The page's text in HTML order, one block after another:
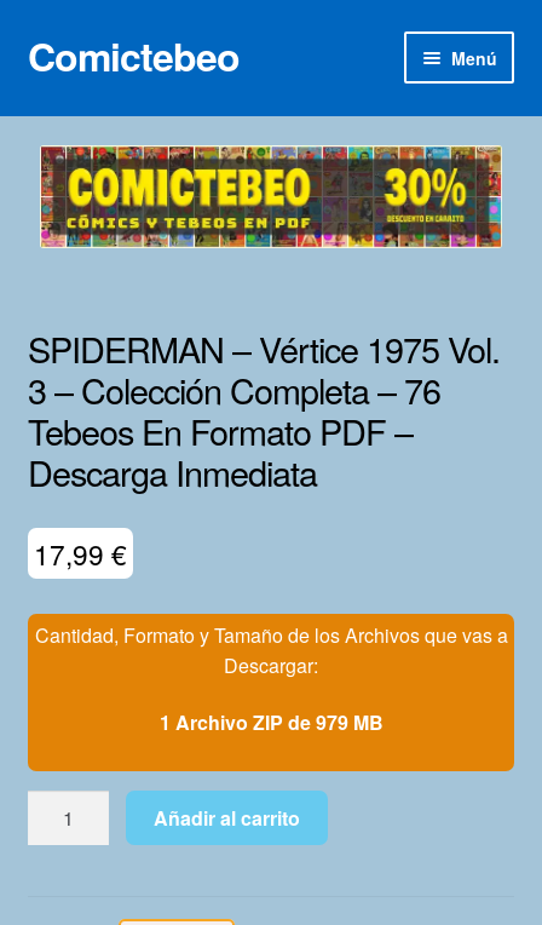
Ir
a
Ir
al
Comictebeo Menú
Inicio
Categorías
Franco-Belga
Lotes 100
Adultos
Mi Cuenta
SPIDERMAN – Vértice 1975 Vol.
3 – Colección Completa – 76
Tebeos En Formato PDF –
Descarga Inmediata
17,99 €
Cantidad, Formato y Tamaño de los Archivos que vas a
Descargar:
1 Archivo ZIP de 979 MB
SPIDERMAN
Añadir al carrito